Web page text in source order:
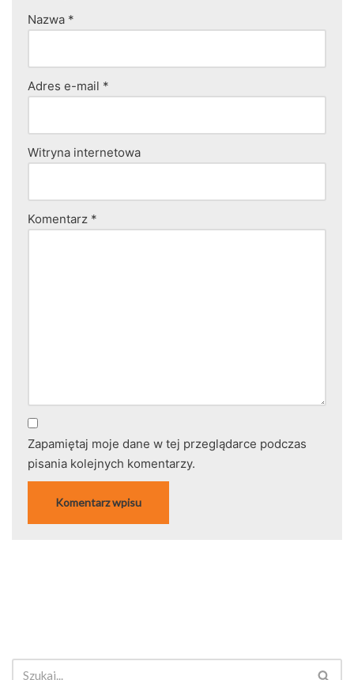
Nazwa *
Adres e-mail *
Witryna internetowa
Komentarz *
Zapamiętaj moje dane w tej przeglądarce podczas
pisania kolejnych komentarzy.